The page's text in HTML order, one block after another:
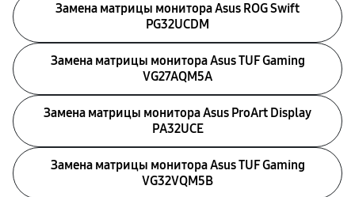
Замена матрицы монитора Asus ROG Swift
PG32UCDM
Замена матрицы монитора Asus TUF Gaming
VG27AQM5A
Замена матрицы монитора Asus ProArt Display
PA32UCE
Замена матрицы монитора Asus TUF Gaming
VG32VQM5B